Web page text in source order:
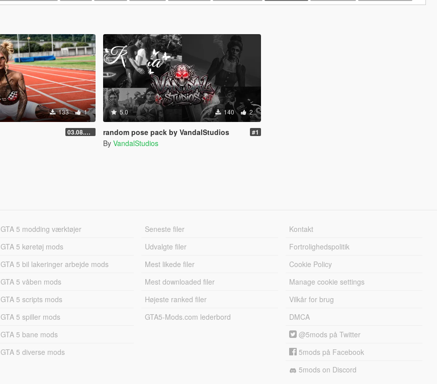
133 1
03.08.2026
5.0 140 2
random pose pack by VandalStudios #1
By VandalStudios
GTA 5 modding værktøjer
GTA 5 køretøj mods
GTA 5 bil lakeringer arbejde mods
GTA 5 våben mods
GTA 5 scripts mods
GTA 5 spiller mods
GTA 5 bane mods
GTA 5 diverse mods
Seneste filer
Udvalgte filer
Mest likede filer
Mest downloaded filer
Højeste ranked filer
GTA5-Mods.com lederbord
Kontakt
Fortrolighedspolitik
Cookie Policy
Manage cookie settings
Vilkår for brug
DMCA
@5mods på Twitter
5mods på Facebook
5mods on Discord